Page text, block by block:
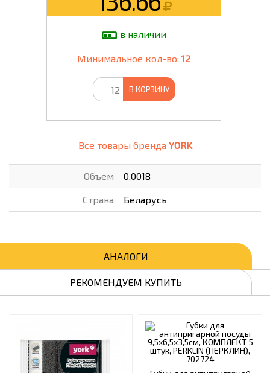
в наличии
Минимальное кол-во: 12
В КОРЗИНУ
Все товары бренда YORK
Объем 0.0018
Страна Беларусь
АНАЛОГИ
РЕКОМЕНДУЕМ КУПИТЬ